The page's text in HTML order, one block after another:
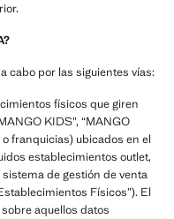
cabo por las siguientes vías:
físicos que giren
KIDS”, “MANGO
franquicias) ubicados en el
establecimientos outlet,
de gestión de venta
Físicos”). El
aquellos datos